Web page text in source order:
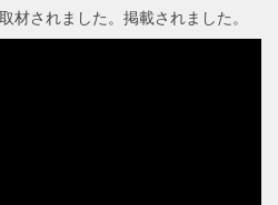
材されました。掲載されました。